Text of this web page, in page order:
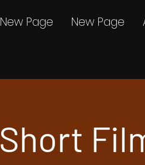
New Page New Page
Short